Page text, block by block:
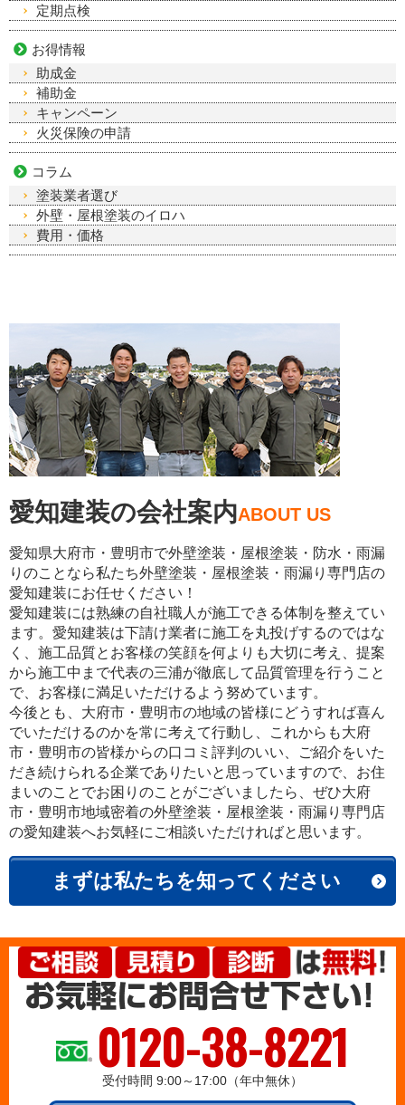
定期点検
お得情報
助成金
補助金
キャンペーン
火災保険の申請
コラム
塗装業者選び
外壁・屋根塗装のイロハ
費用・価格
愛知建装の会社案内ABOUT US
愛知県大府市・豊明市で外壁塗装・屋根塗装・防水・雨漏
りのことなら私たち外壁塗装・屋根塗装・雨漏り専門店の
愛知建装にお任せください！
愛知建装には熟練の自社職人が施工できる体制を整えてい
ます。愛知建装は下請け業者に施工を丸投げするのではな
く、施工品質とお客様の笑顔を何よりも大切に考え、提案
から施工中まで代表の三浦が徹底して品質管理を行うこと
で、お客様に満足いただけるよう努めています。
今後とも、大府市・豊明市の地域の皆様にどうすれば喜ん
でいただけるのかを常に考えて行動し、これからも大府
市・豊明市の皆様からの口コミ評判のいい、ご紹介をいた
だき続けられる企業でありたいと思っていますので、お住
まいのことでお困りのことがございましたら、ぜひ大府
市・豊明市地域密着の外壁塗装・屋根塗装・雨漏り専門店
の愛知建装へお気軽にご相談いただければと思います。
まずは私たちを知ってください
0120-38-8221
受付時間 9:00～17:00（年中無休）